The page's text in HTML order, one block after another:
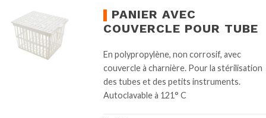
PANIER AVEC
COUVERCLE POUR TUBE
En polypropylène, non corrosif, avec
couvercle à charnière. Pour la stérilisation
des tubes et des petits instruments.
Autoclavable à 121° C